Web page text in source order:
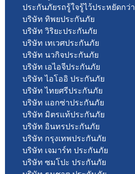
ประกันภัยรถรู้ใจรู้ไว้ประหยัดกว่า
บริษัท ทิพยประกันภัย
บริษัท วิริยะประกันภัย
บริษัท เทเวศประกันภัย
บริษัท นวกิจประกันภัย
บริษัท เอไอจีประกันภัย
บริษัท ไอโออิ ประกันภัย
บริษัท ไทยศรีประกันภัย
บริษัท แอกซ่าประกันภัย
บริษัท มิตรแท้ประกันภัย
บริษัท อินทรประกันภัย
บริษัท กรุงเทพประกันภัย
บริษัท เจมาร์ท ประกันภัย
บริษัท ซมโปะ ประกันภัย